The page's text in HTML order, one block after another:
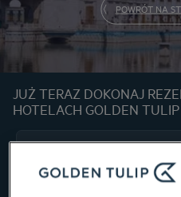
POWRÓT NA
JUŻ TERAZ DOKONAJ
HOTELACH GOLDEN TULIP